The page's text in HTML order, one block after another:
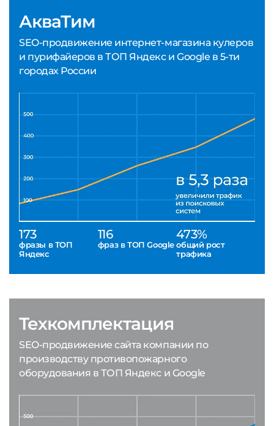
АкваТим
SEO-продвижение интернет-магазина кулеров
и пурифайеров в ТОП Яндекс и Google в 5-ти
городах России
173
фразы в ТОП
Яндекс
116
фраз в ТОП Google
473%
общий рост
трафика
Техкомплектация
SEO-продвижение сайта компании по
производству противопожарного
оборудования в ТОП Яндекс и Google